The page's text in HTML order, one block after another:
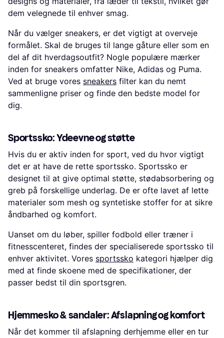
dem velegnede til enhver smag.
Når du vælger sneakers, er det vigtigt at overveje
formålet. Skal de bruges til lange gåture eller som en
del af dit hverdagsoutfit? Nogle populære mærker
inden for sneakers omfatter Nike, Adidas og Puma.
Ved at bruge vores sneakers filter kan du nemt
sammenligne priser og finde den bedste model for
dig.
Sportssko: Ydeevne og støtte
Hvis du er aktiv inden for sport, ved du hvor vigtigt
det er at have de rette sportssko. Sportssko er
designet til at give optimal støtte, stødabsorbering og
greb på forskellige underlag. De er ofte lavet af lette
materialer som mesh og syntetiske stoffer for at sikre
åndbarhed og komfort.
Uanset om du løber, spiller fodbold eller træner i
fitnesscenteret, findes der specialiserede sportssko til
enhver aktivitet. Vores sportssko kategori hjælper dig
med at finde skoene med de specifikationer, der
passer bedst til din sportsgren.
Hjemmesko & sandaler: Afslapning og komfort
Når det kommer til afslapning derhjemme eller en tur